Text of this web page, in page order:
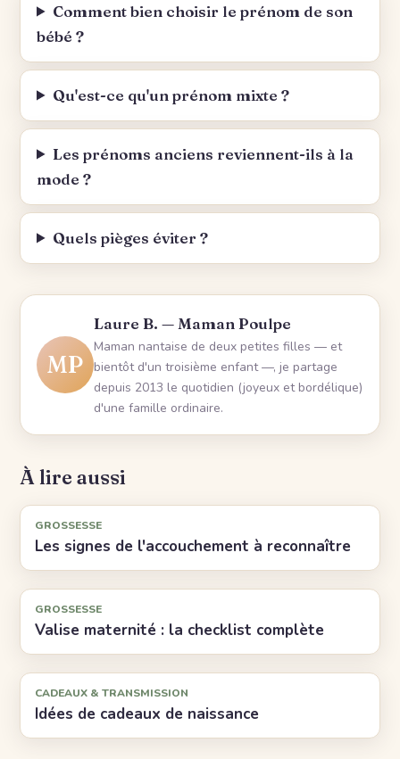
Comment bien choisir le prénom de son
bébé ?
Qu'est-ce qu'un prénom mixte ?
Les prénoms anciens reviennent-ils à la
mode ?
Quels pièges éviter ?
MP
Laure B. — Maman Poulpe
Maman nantaise de deux petites filles — et
bientôt d'un troisième enfant —, je partage
depuis 2013 le quotidien (joyeux et bordélique)
d'une famille ordinaire.
À lire aussi
GROSSESSE
Les signes de l'accouchement à reconnaître
GROSSESSE
Valise maternité : la checklist complète
CADEAUX & TRANSMISSION
Idées de cadeaux de naissance